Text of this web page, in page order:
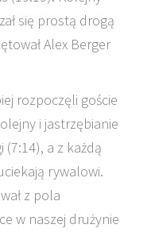
się prostą drogą
Alex Berger
rozpoczęli goście
i jastrzębianie
a z każdą
rywalowi.
z pola
w naszej drużynie